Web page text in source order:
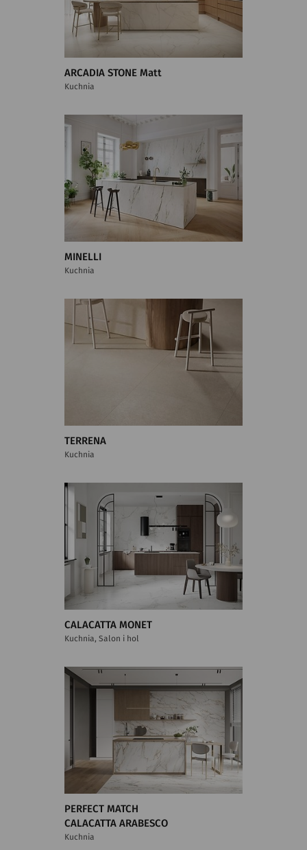
ARCADIA STONE Matt
Kuchnia
MINELLI
Kuchnia
TERRENA
Kuchnia
CALACATTA MONET
Kuchnia, Salon i hol
PERFECT MATCH
CALACATTA ARABESCO
Kuchnia